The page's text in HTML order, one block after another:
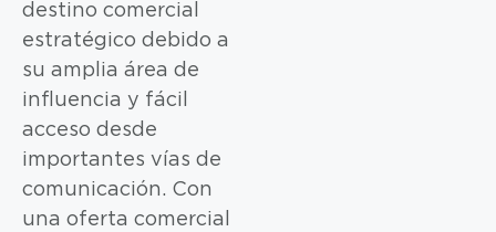
destino comercial
estratégico debido a
su amplia área de
influencia y fácil
acceso desde
importantes vías de
comunicación. Con
una oferta comercial